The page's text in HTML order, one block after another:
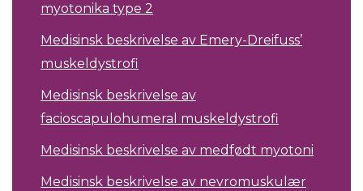
myotonika type 2
Medisinsk beskrivelse av Emery-Dreifuss’
muskeldystrofi
Medisinsk beskrivelse av
facioscapulohumeral muskeldystrofi
Medisinsk beskrivelse av medfødt myotoni
Medisinsk beskrivelse av nevromuskulær